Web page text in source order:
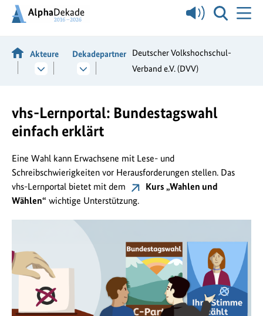
Akteure Dekadepartner
Deutscher Volkshochschul-
Verband e.V. (DVV)
vhs-Lernportal: Bundestagswahl
einfach erklärt
Eine Wahl kann Erwachsene mit Lese- und
Schreibschwierigkeiten vor Herausforderungen stellen. Das
vhs-Lernportal bietet mit dem
Kurs „Wahlen und
Wählen“ wichtige Unterstützung.